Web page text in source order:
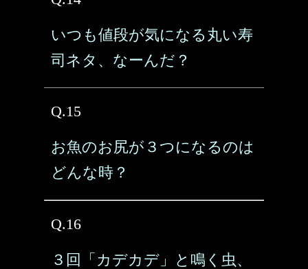
いつも値段が気になる丸い寿
司ネタ、なーんだ？
Q.15
お魚のお尻が３つになるのは
どんな時？
Q.16
３回「カデカデ」と鳴く虫、